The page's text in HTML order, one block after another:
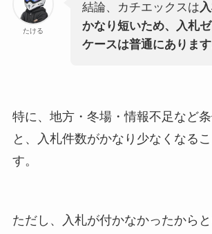
たける
結論、カチエックスは
かなり短いため、入札
ケースは普通にあります
特に、地方・冬場・情報不足など
と、入札件数がかなり少なくなる
す。
ただし、入札が付かなかったから